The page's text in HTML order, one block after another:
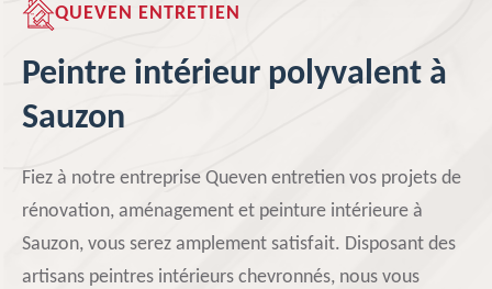
QUEVEN ENTRETIEN
Peintre intérieur polyvalent à
Sauzon
Fiez à notre entreprise Queven entretien vos projets de
rénovation, aménagement et peinture intérieure à
Sauzon, vous serez amplement satisfait. Disposant des
artisans peintres intérieurs chevronnés, nous vous